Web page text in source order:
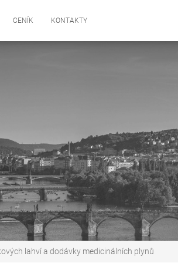
CENÍK KONTAKTY
lahví a dodávky medicinálních plynů